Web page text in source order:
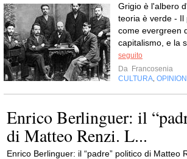
Grigio è l'albero
teoria è verde - Il
come evergreen
capitalismo, e la
seguito
Da Francosenia
CULTURA OPINIONI
Enrico Berlinguer: il
di Matteo Renzi. L...
Enrico Berlinguer: il “padre” politico di Matteo